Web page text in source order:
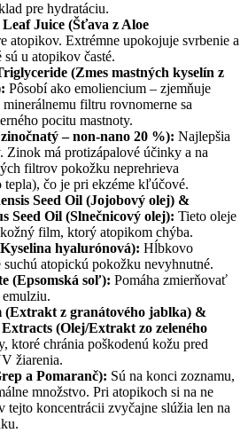
pre hydratáciu.
Juice (Šťava z Aloe
atopikov. Extrémne upokojuje svrbenie a
sú u atopikov časté.
(Zmes mastných kyselín z
Pôsobí ako emoliencium – zjemňuje
filtru rovnomerne sa
pocitu mastnoty.
– non-nano 20 %): Najlepšia
Zinok má protizápalové účinky a na
filtrov pokožku neprehrieva
čo je pri ekzéme kľúčové.
Seed Oil (Jojobový olej) &
Seed Oil (Slnečnicový olej): Tieto oleje
film, ktorý atopikom chýba.
hyalurónová): Hĺbkovo
suchú atopickú pokožku nevyhnutné.
(Epsomská soľ): Pomáha zmierňovať
(Extrakt z granátového jablka) &
(Olej/Extrakt zo zeleného
ktoré chránia poškodenú kožu pred
žiarenia.
a Pomaranč): Sú na konci zoznamu,
množstvo. Pri atopikoch si na ne
tejto koncentrácii zvyčajne slúžia len na